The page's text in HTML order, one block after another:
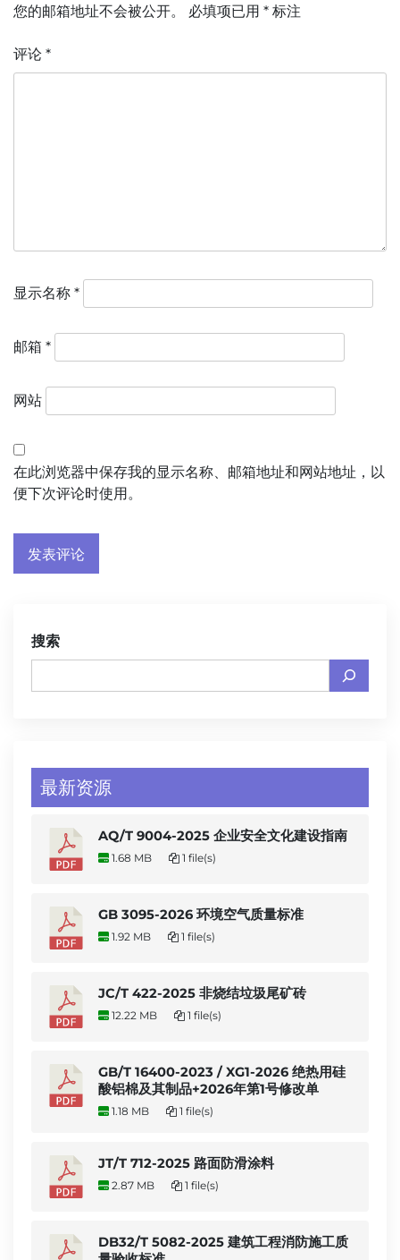
您的邮箱地址不会被公开。 必填项已用 * 标注
评论 *
显示名称 *
邮箱 *
网站
在此浏览器中保存我的显示名称、邮箱地址和网站地址，以
便下次评论时使用。
搜索
最新资源
AQ/T 9004-2025 企业安全文化建设指南
1.68 MB 1 file(s)
GB 3095-2026 环境空气质量标准
1.92 MB 1 file(s)
JC/T 422-2025 非烧结垃圾尾矿砖
12.22 MB 1 file(s)
GB/T 16400-2023 / XG1-2026 绝热用硅
酸铝棉及其制品+2026年第1号修改单
1.18 MB 1 file(s)
JT/T 712-2025 路面防滑涂料
2.87 MB 1 file(s)
DB32/T 5082-2025 建筑工程消防施工质